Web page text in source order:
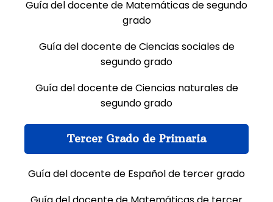
Guía del docente de Matemáticas de segundo
grado
Guía del docente de Ciencias sociales de
segundo grado
Guía del docente de Ciencias naturales de
segundo grado
Tercer Grado de Primaria
Guía del docente de Español de tercer grado